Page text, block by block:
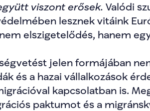
viszont erősek. Valódi
lesznek vitáink
elszigetelődés, hanem
jelen formájában
és a hazai vállalkozások
kapcsolatban is.
paktumot és a